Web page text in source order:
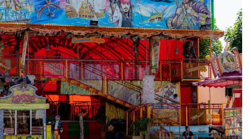
Rheinkirmes Düsseldorf 2022
Auch im Jahr 2026 immer noch mal einen Blick
Wert, die Rheinkirmes aus dem Jahr 2022. Am
Sonntag Nachmittag waren wir bei herrlichem
Sommerw...
Zur Bildgalerie
- Laufgeschäft -
vom Laufgeschäft "Crazy
Zur Bildgalerie